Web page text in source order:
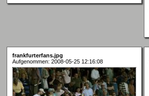
frankfurterfans.jpg
Aufgenommen: 2008-05-25 12:16:08